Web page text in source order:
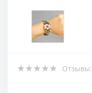
Отзывы: